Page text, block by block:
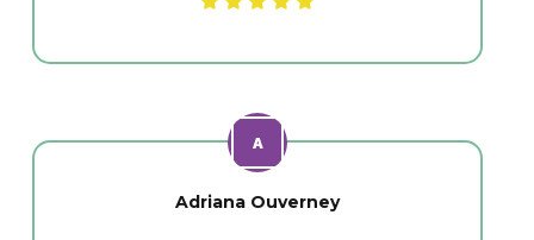
Adriana Ouverney